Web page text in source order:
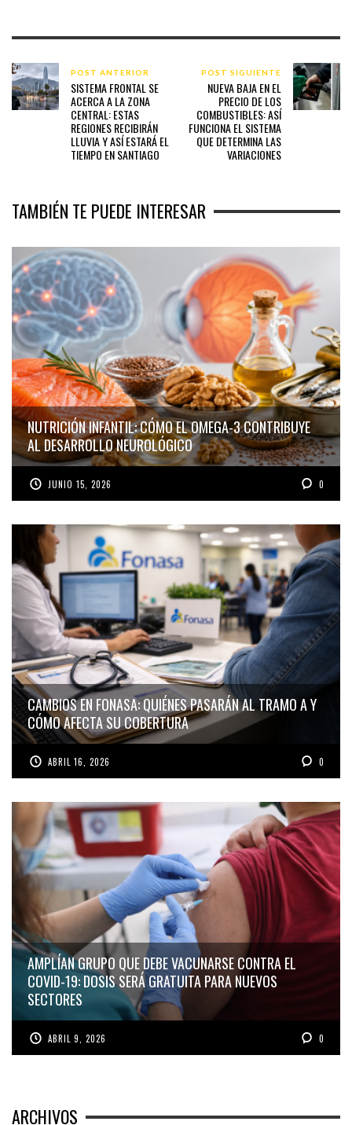
POST ANTERIOR
SISTEMA FRONTAL SE
ACERCA A LA ZONA
CENTRAL: ESTAS
REGIONES RECIBIRÁN
LLUVIA Y ASÍ ESTARÁ EL
TIEMPO EN SANTIAGO
POST SIGUIENTE
NUEVA BAJA EN EL
PRECIO DE LOS
COMBUSTIBLES: ASÍ
FUNCIONA EL SISTEMA
QUE DETERMINA LAS
VARIACIONES
TAMBIÉN TE PUEDE INTERESAR
NUTRICIÓN INFANTIL: CÓMO EL OMEGA-3 CONTRIBUYE
AL DESARROLLO NEUROLÓGICO
JUNIO 15, 2026 0
CAMBIOS EN FONASA: QUIÉNES PASARÁN AL TRAMO A Y
CÓMO AFECTA SU COBERTURA
ABRIL 16, 2026 0
AMPLÍAN GRUPO QUE DEBE VACUNARSE CONTRA EL
COVID-19: DOSIS SERÁ GRATUITA PARA NUEVOS
SECTORES
ABRIL 9, 2026 0
ARCHIVOS